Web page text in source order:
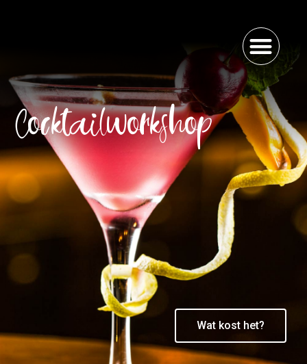
Cocktailworkshop
Wat kost het?